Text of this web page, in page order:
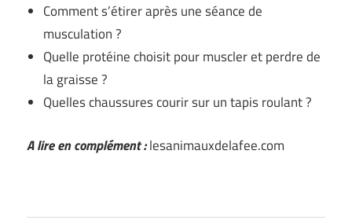
Comment s’étirer après une séance de
musculation ?
Quelle protéine choisit pour muscler et perdre de
la graisse ?
Quelles chaussures courir sur un tapis roulant ?
A lire en complément :lesanimauxdelafee.com